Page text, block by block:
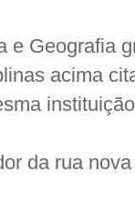
e Geografia
acima
da rua